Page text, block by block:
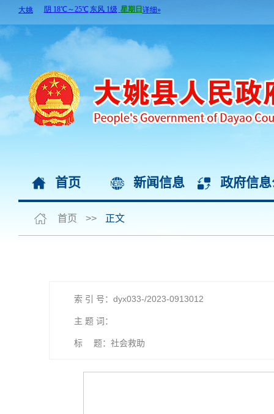
首页 新闻信息 政府信
首页 >> 正文
索 引 号：dyx033-/2023-0913012
主 题 词：
标 题：社会救助